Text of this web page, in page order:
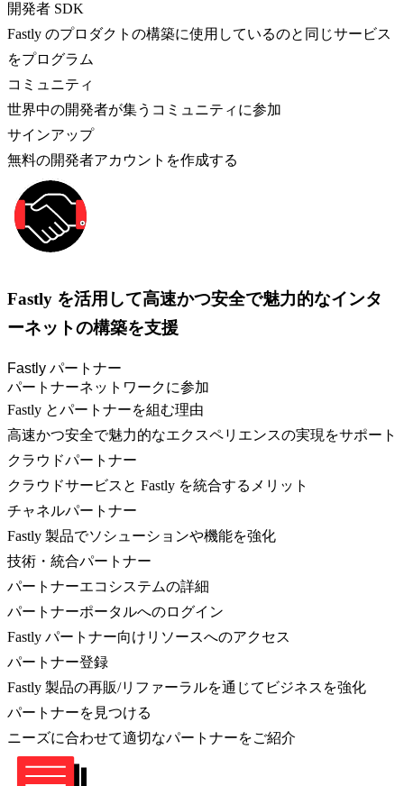
開発者 SDK
Fastly のプロダクトの構築に使用しているのと同じサービス
をプログラム
コミュニティ
世界中の開発者が集うコミュニティに参加
サインアップ
無料の開発者アカウントを作成する
Fastly を活用して高速かつ安全で魅力的なインタ
ーネットの構築を支援
Fastly パートナー
パートナーネットワークに参加
Fastly とパートナーを組む理由
高速かつ安全で魅力的なエクスペリエンスの実現をサポート
クラウドパートナー
クラウドサービスと Fastly を統合するメリット
チャネルパートナー
Fastly 製品でソシューションや機能を強化
技術・統合パートナー
パートナーエコシステムの詳細
パートナーポータルへのログイン
Fastly パートナー向けリソースへのアクセス
パートナー登録
Fastly 製品の再販/リファーラルを通じてビジネスを強化
パートナーを見つける
ニーズに合わせて適切なパートナーをご紹介